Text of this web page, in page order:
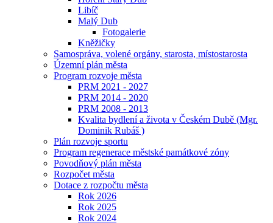
Libíč
Malý Dub
Fotogalerie
Kněžičky
Samospráva, volené orgány, starosta, místostarosta
Územní plán města
Program rozvoje města
PRM 2021 - 2027
PRM 2014 - 2020
PRM 2008 - 2013
Kvalita bydlení a života v Českém Dubě (Mgr.
Dominik Rubáš )
Plán rozvoje sportu
Program regenerace městské památkové zóny
Povodňový plán města
Rozpočet města
Dotace z rozpočtu města
Rok 2026
Rok 2025
Rok 2024